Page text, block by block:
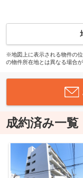
※地図上に表示される物件の
の物件所在地とは異なる場合が
成約済み一覧